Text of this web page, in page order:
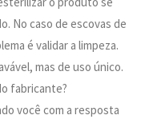
No caso de escovas de
é validar a limpeza.
mas de uso único.
fabricante?
você com a resposta